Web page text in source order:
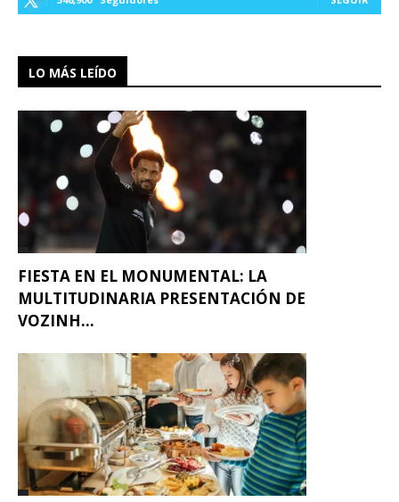
LO MÁS LEÍDO
FIESTA EN EL MONUMENTAL: LA
MULTITUDINARIA PRESENTACIÓN DE
VOZINH...